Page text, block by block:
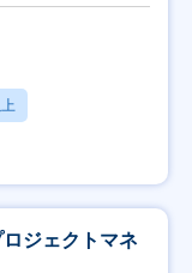
ジェクトマネ